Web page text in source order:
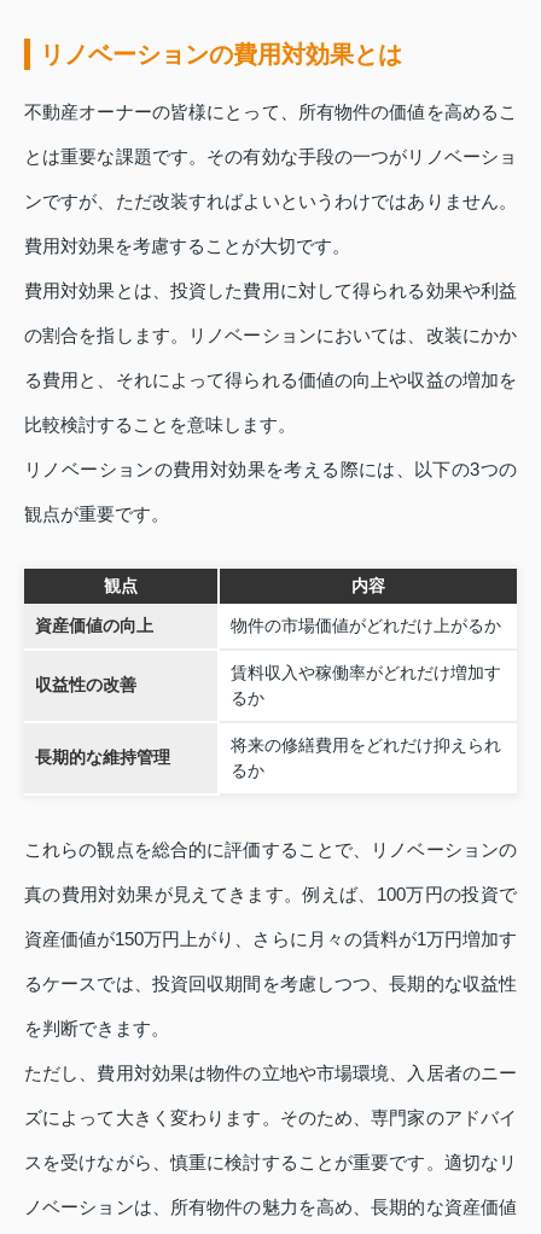
リノベーションの費用対効果とは
不動産オーナーの皆様にとって、所有物件の価値を高めるこ
とは重要な課題です。その有効な手段の一つがリノベーショ
ンですが、ただ改装すればよいというわけではありません。
費用対効果を考慮することが大切です。
費用対効果とは、投資した費用に対して得られる効果や利益
の割合を指します。リノベーションにおいては、改装にかか
る費用と、それによって得られる価値の向上や収益の増加を
比較検討することを意味します。
リノベーションの費用対効果を考える際には、以下の3つの
観点が重要です。
観点 内容
資産価値の向上 物件の市場価値がどれだけ上がるか
収益性の改善
賃料収入や稼働率がどれだけ増加す
るか
長期的な維持管理
将来の修繕費用をどれだけ抑えられ
るか
これらの観点を総合的に評価することで、リノベーションの
真の費用対効果が見えてきます。例えば、100万円の投資で
資産価値が150万円上がり、さらに月々の賃料が1万円増加す
るケースでは、投資回収期間を考慮しつつ、長期的な収益性
を判断できます。
ただし、費用対効果は物件の立地や市場環境、入居者のニー
ズによって大きく変わります。そのため、専門家のアドバイ
スを受けながら、慎重に検討することが重要です。適切なリ
ノベーションは、所有物件の魅力を高め、長期的な資産価値